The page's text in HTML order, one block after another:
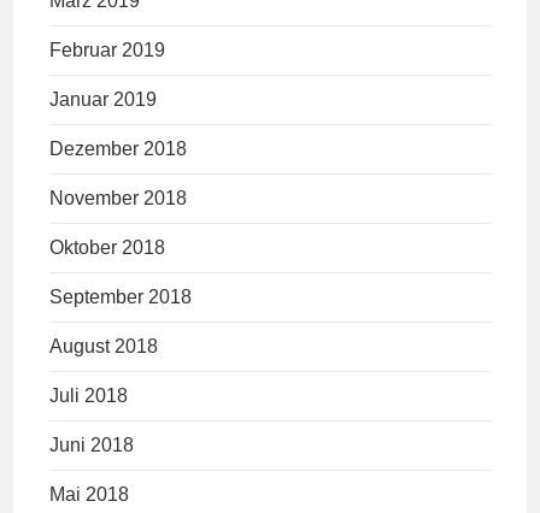
Februar 2019
Januar 2019
Dezember 2018
November 2018
Oktober 2018
September 2018
August 2018
Juli 2018
Juni 2018
Mai 2018